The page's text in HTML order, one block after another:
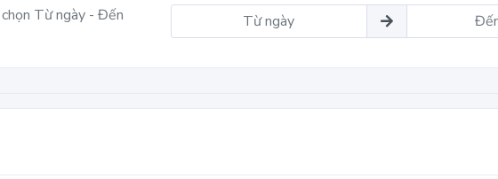
Từ ngày - Đến